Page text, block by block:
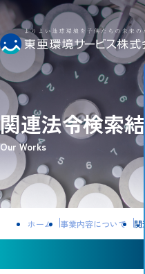
私たちについて
事業内容
会社概要
採用案内
お問い合わせ
関連法令検索結
Our Works
ホーム 事業内容について 関
関連法令検索結果